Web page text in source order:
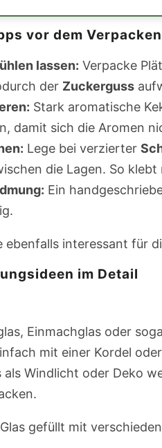
vor dem Verpacken
lassen: Verpacke
der Zuckerguss
Stark aromatische
damit sich die Aromen
Lege bei verzierter
die Lagen. So
Ein
ebenfalls interessant für
im Detail
Einmachglas oder
mit einer Kordel
als Windlicht oder Deko